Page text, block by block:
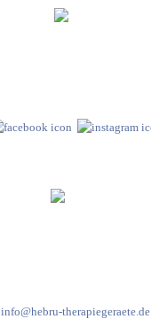
info@hebru-therapiegeraete.de